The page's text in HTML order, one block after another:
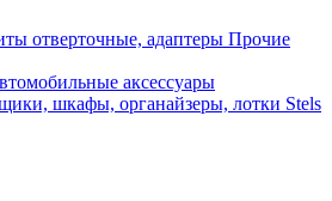
отверточные, адаптеры Прочие
аксессуары
шкафы, органайзеры, лотки Stels